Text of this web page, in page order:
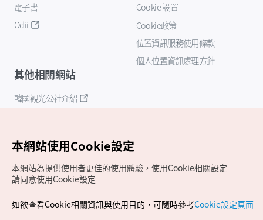
電子書
Odii
Cookie 設置
Cookie政策
位置資訊服務使用條款
個人位置資訊處理方針
其他相關網站
韓國觀光公社介紹
Copyrights (c) 韓國觀光公社版權所有
本網站使用Cookie設定
本網站為提供使用者更佳的使用體驗，使用Cookie相關設定
請同意使用Cookie設定
如欲查看Cookie相關資訊與使用目的，可隨時參考Cookie設定頁面